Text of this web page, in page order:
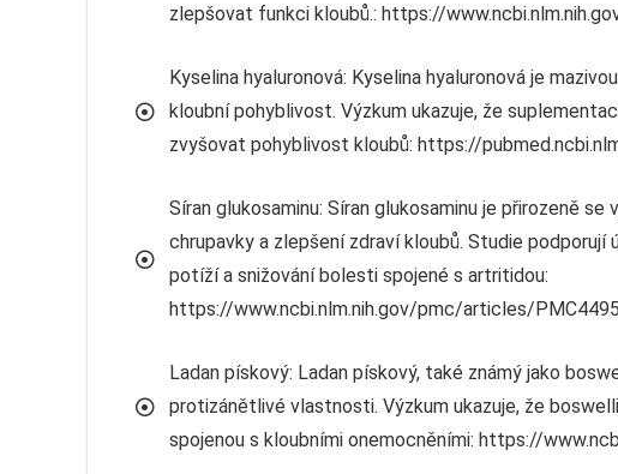
zlepšovat funkci kloubů.: https://
Kyselina hyaluronová: Kyselina hyaluronová je
kloubní pohyblivost. Výzkum ukazuje, že
zvyšovat pohyblivost kloubů: https://
Síran glukosaminu: Síran glukosaminu je přirozeně
chrupavky a zlepšení zdraví kloubů. Studie podporují
potíží a snižování bolesti spojené s artritidou:
https://www.ncbi.nlm.nih.gov/pmc/articles/
Ladan pískový: Ladan pískový, také známý jako
protizánětlivé vlastnosti. Výzkum ukazuje, že
spojenou s kloubními onemocněními: https://